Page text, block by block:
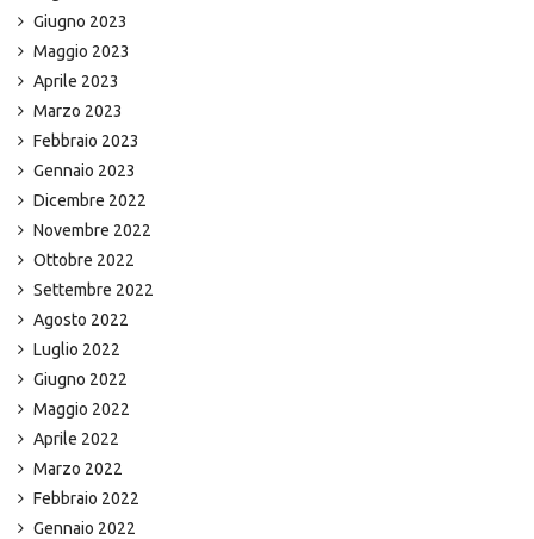
Giugno 2023
Maggio 2023
Aprile 2023
Marzo 2023
Febbraio 2023
Gennaio 2023
Dicembre 2022
Novembre 2022
Ottobre 2022
Settembre 2022
Agosto 2022
Luglio 2022
Giugno 2022
Maggio 2022
Aprile 2022
Marzo 2022
Febbraio 2022
Gennaio 2022